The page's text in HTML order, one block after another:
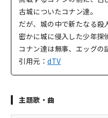
古城についたコナン達。
だが、城の中で新たなる殺
密かに城に侵入した少年探
コナン達は無事、エッグの
引用元：dTV
主題歌・曲